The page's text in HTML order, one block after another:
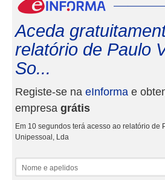
Aceda
relatório de Paulo
So...
Registe-se na eInforma e
empresa grátis
Em 10 segundos terá acesso ao relatório de
Unipessoal, Lda